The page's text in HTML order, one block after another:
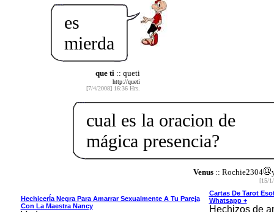
es
mierda
que ti :: queti
http://queti
[7/4/2008] 16:36 Hrs.
cual es la oracion de
mágica presencia?
Venus:: Rochie2304
[15/
HechicerÍa Negra Para Amarrar Sexualmente A Tu Pareja
Con La Maestra Nancy
Cartas De Tarot
Whatsapp +
Hechizos de